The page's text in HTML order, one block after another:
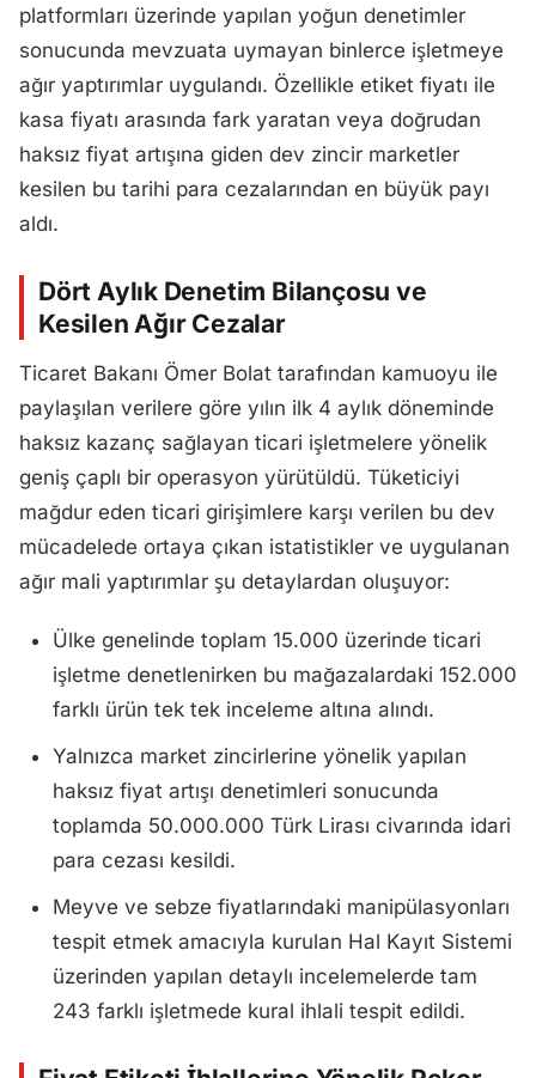
platformları üzerinde yapılan yoğun denetimler
sonucunda mevzuata uymayan binlerce işletmeye
ağır yaptırımlar uygulandı. Özellikle etiket fiyatı ile
kasa fiyatı arasında fark yaratan veya doğrudan
haksız fiyat artışına giden dev zincir marketler
kesilen bu tarihi para cezalarından en büyük payı
aldı.
Dört Aylık Denetim Bilançosu ve
Kesilen Ağır Cezalar
Ticaret Bakanı Ömer Bolat tarafından kamuoyu ile
paylaşılan verilere göre yılın ilk 4 aylık döneminde
haksız kazanç sağlayan ticari işletmelere yönelik
geniş çaplı bir operasyon yürütüldü. Tüketiciyi
mağdur eden ticari girişimlere karşı verilen bu dev
mücadelede ortaya çıkan istatistikler ve uygulanan
ağır mali yaptırımlar şu detaylardan oluşuyor:
Ülke genelinde toplam 15.000 üzerinde ticari
işletme denetlenirken bu mağazalardaki 152.000
farklı ürün tek tek inceleme altına alındı.
Yalnızca market zincirlerine yönelik yapılan
haksız fiyat artışı denetimleri sonucunda
toplamda 50.000.000 Türk Lirası civarında idari
para cezası kesildi.
Meyve ve sebze fiyatlarındaki manipülasyonları
tespit etmek amacıyla kurulan Hal Kayıt Sistemi
üzerinden yapılan detaylı incelemelerde tam
243 farklı işletmede kural ihlali tespit edildi.